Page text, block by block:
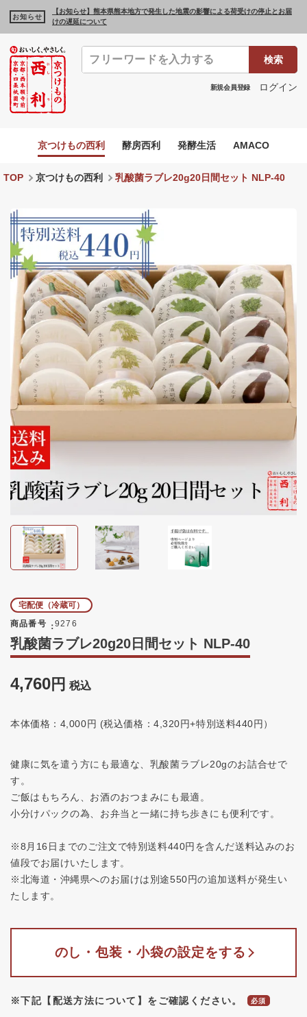
お知らせ
【お知らせ】熊本県熊本地方で発生した地震の影響による荷受けの停止とお届
けの遅延について
検索
新規会員登録 ログイン
京つけもの西利 酵房西利 発酵生活 AMACO
TOP 京つけもの西利 乳酸菌ラブレ20g20日間セット NLP-40
宅配便（冷蔵可）
商品番号
9276
乳酸菌ラブレ20g20日間セット NLP-40
4,760 税込
本体価格：4,000円 (税込価格：4,320円+特別送料440円）
健康に気を遣う方にも最適な、乳酸菌ラブレ20gのお詰合せで
す。
ご飯はもちろん、お酒のおつまみにも最適。
小分けパックの為、お弁当と一緒に持ち歩きにも便利です。
※8月16日までのご注文で特別送料440円を含んだ送料込みのお
値段でお届けいたします。
※北海道・沖縄県へのお届けは別途550円の追加送料が発生い
たします。
のし・包装・小袋の設定をする
※下記【配送方法について】をご確認ください。